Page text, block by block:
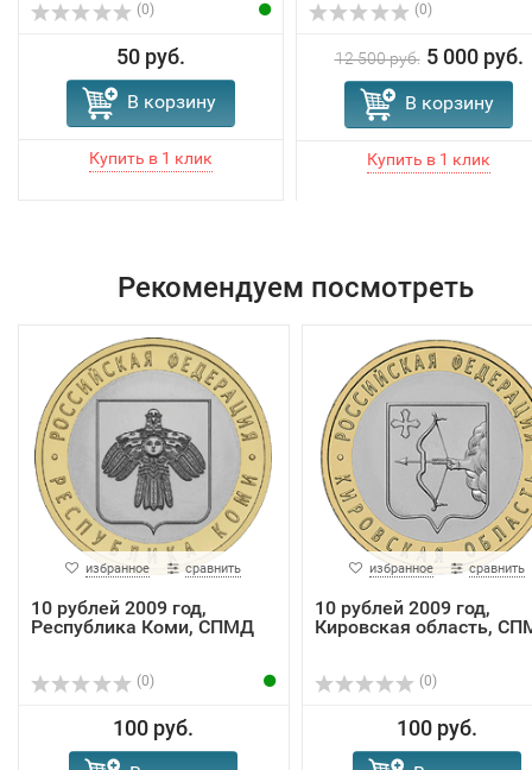
(0)
50 руб.
В корзину
(0)
12 500 руб. 5 000 руб.
В корзину
Рекомендуем посмотреть
избранное сравнить
10 рублей 2009 год,
Республика Коми, СПМД
(0)
100 руб.
избранное сравнить
10 рублей 2009 год,
Кировская область,
(0)
100 руб.